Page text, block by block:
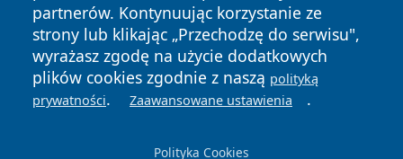
partnerów. Kontynuując korzystanie ze
strony lub klikając „Przechodzę do serwisu",
wyrażasz zgodę na użycie dodatkowych
plików cookies zgodnie z naszą polityką
prywatności. Zaawansowane ustawienia .
Polityka Cookies
News Autorzy
Polityka
Prywatności
Polityka
Cookies